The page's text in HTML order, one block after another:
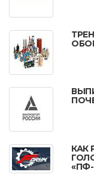
КАК